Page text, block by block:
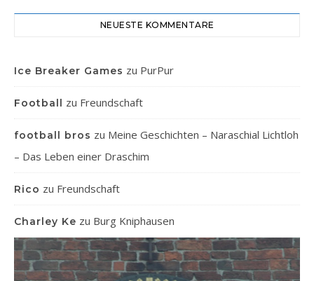
NEUESTE KOMMENTARE
Ice Breaker Games zu PurPur
Football zu Freundschaft
football bros zu Meine Geschichten – Naraschial Lichtloh
– Das Leben einer Draschim
Rico zu Freundschaft
Charley Ke zu Burg Kniphausen